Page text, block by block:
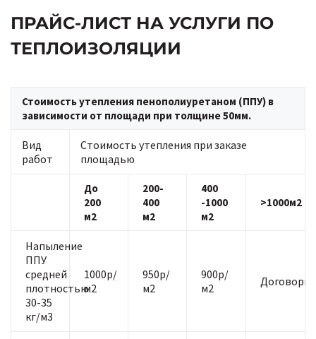
ПРАЙС-ЛИСТ НА УСЛУГИ ПО
ТЕПЛОИЗОЛЯЦИИ
Стоимость утепления пенополиуретаном (ППУ) в
зависимости от площади при толщине 50мм.
Вид
работ
Стоимость утепления при заказе
площадью
До
200
м2
200-
400
м2
400
-1000
м2
>1000м2
Напыление
ППУ
средней
плотностью
30-35
кг/м3
1000р/
м2
950р/
м2
900р/
м2